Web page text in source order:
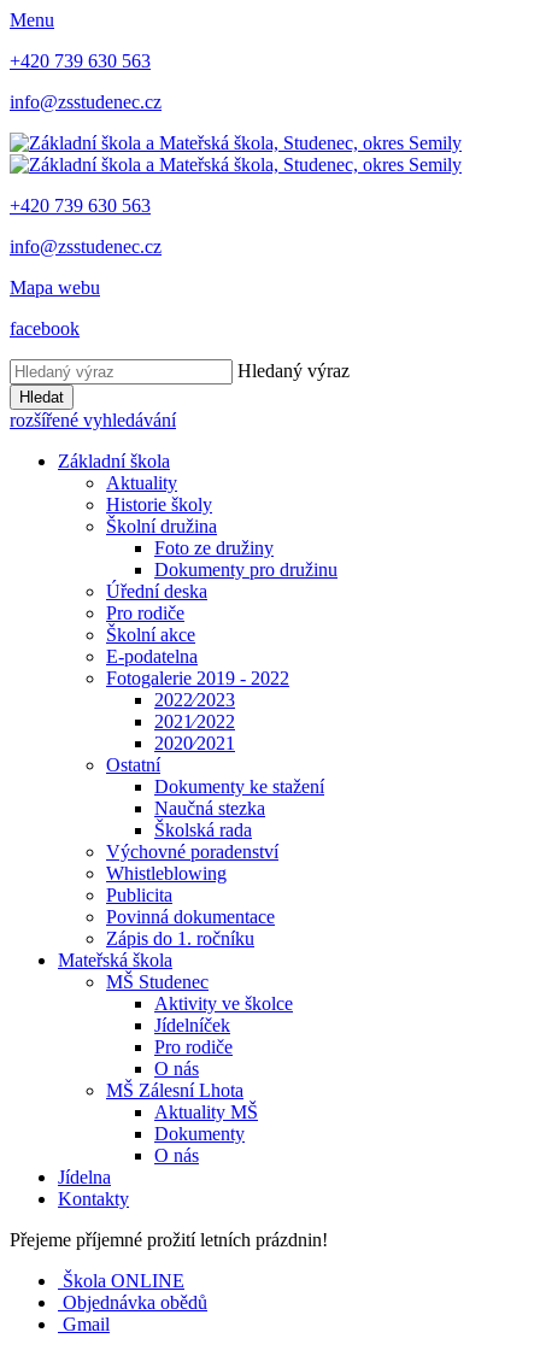
Menu
+420 739 630 563
info@zsstudenec.cz
+420 739 630 563
info@zsstudenec.cz
Mapa webu
facebook
Hledaný výraz
Hledat
rozšířené vyhledávání
Základní škola
Aktuality
Historie školy
Školní družina
Foto ze družiny
Dokumenty pro družinu
Úřední deska
Pro rodiče
Školní akce
E-podatelna
Fotogalerie 2019 - 2022
2022⁄2023
2021⁄2022
2020⁄2021
Ostatní
Dokumenty ke stažení
Naučná stezka
Školská rada
Výchovné poradenství
Whistleblowing
Publicita
Povinná dokumentace
Zápis do 1. ročníku
Mateřská škola
MŠ Studenec
Aktivity ve školce
Jídelníček
Pro rodiče
O nás
MŠ Zálesní Lhota
Aktuality MŠ
Dokumenty
O nás
Jídelna
Kontakty
Přejeme příjemné prožití letních prázdnin!
Škola ONLINE
Objednávka obědů
Gmail